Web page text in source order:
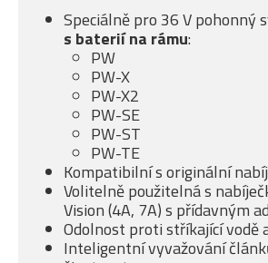
Speciálně pro 36 V pohonný
s baterií na rámu:
PW
PW-X
PW-X2
PW-SE
PW-ST
PW-TE
Kompatibilní s originální
Volitelně použitelná s
Vision (4A, 7A) s přídavným
Odolnost proti stříkající vodě
Inteligentní vyvažování